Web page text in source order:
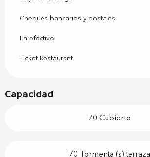
Cheques bancarios y postales
En efectivo
Ticket Restaurant
Capacidad
70 Cubierto
70 Tormenta (s) terraza